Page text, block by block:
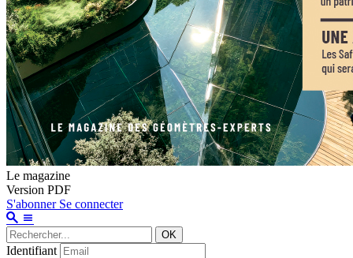
Le magazine
Version PDF
S'abonner Se connecter
OK
Identifiant